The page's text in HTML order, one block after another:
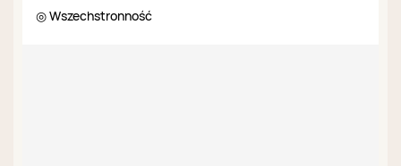
◎ Wszechstronność